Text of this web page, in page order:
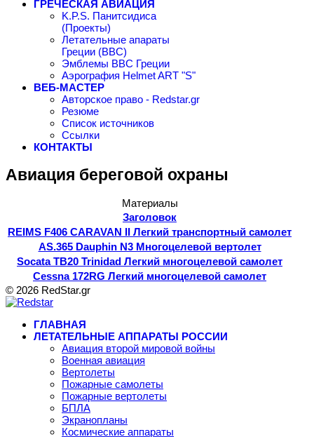
ГРЕЧЕСКАЯ АВИАЦИЯ
K.P.S. Панитсидиса
(Проекты)
Летательные апараты
Греции (ВВС)
Эмблемы ВВС Греции
Аэрография Helmet ART "S"
ВЕБ-МАСТЕР
Авторское право - Redstar.gr
Резюме
Список источников
Ссылки
КОНТАКТЫ
Авиация береговой охраны
Материалы
Заголовок
REIMS F406 CARAVAN II Легкий транспортный самолет
AS.365 Dauphin N3 Многоцелевой вертолет
Socata TB20 Trinidad Легкий многоцелевой самолет
Cessna 172RG Легкий многоцелевой самолет
© 2026 RedStar.gr
ГЛАВНАЯ
ЛЕТАТЕЛЬНЫЕ АППАРАТЫ РОССИИ
Авиация второй мировой войны
Военная авиация
Вертолеты
Пожарные самолеты
Пожарные вертолеты
БПЛА
Экранопланы
Космические аппараты